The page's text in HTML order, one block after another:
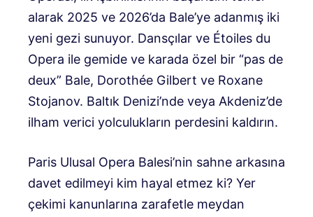
alarak 2025 ve 2026’da Bale’ye adanmış iki
yeni gezi sunuyor. Dansçılar ve Étoiles du
Opera ile gemide ve karada özel bir “pas de
deux” Bale, Dorothée Gilbert ve Roxane
Stojanov. Baltık Denizi’nde veya Akdeniz’de
ilham verici yolculukların perdesini kaldırın.
Paris Ulusal Opera Balesi’nin sahne arkasına
davet edilmeyi kim hayal etmez ki? Yer
çekimi kanunlarına zarafetle meydan